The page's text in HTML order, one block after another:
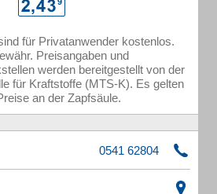
für Privatanwender kostenlos.
Preisangaben und
werden bereitgestellt von der
für Kraftstoffe (MTS-K). Es gelten
an der Zapfsäule.